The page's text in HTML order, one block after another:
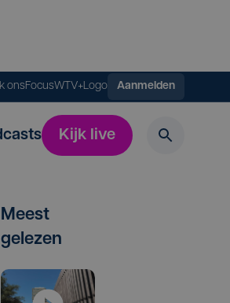
onsFocusWTV+Logo Aanmelden
Kijk live
Meest
gelezen